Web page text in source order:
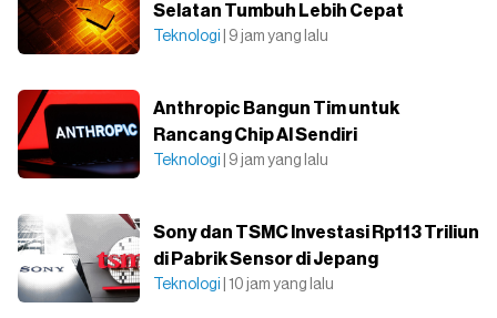
Selatan Tumbuh Lebih Cepat
Teknologi | 9 jam yang lalu
Anthropic Bangun Tim untuk
Rancang Chip AI Sendiri
Teknologi | 9 jam yang lalu
Sony dan TSMC Investasi Rp113 Triliun
di Pabrik Sensor di Jepang
Teknologi | 10 jam yang lalu